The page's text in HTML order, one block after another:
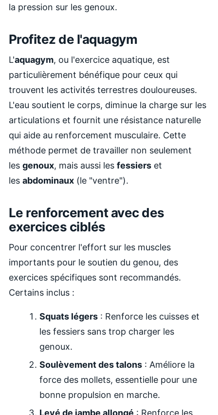
la pression sur les genoux.
Profitez de l'aquagym
L'aquagym, ou l'exercice aquatique, est
particulièrement bénéfique pour ceux qui
trouvent les activités terrestres douloureuses.
L'eau soutient le corps, diminue la charge sur les
articulations et fournit une résistance naturelle
qui aide au renforcement musculaire. Cette
méthode permet de travailler non seulement
les genoux, mais aussi les fessiers et
les abdominaux (le "ventre").
Le renforcement avec des
exercices ciblés
Pour concentrer l'effort sur les muscles
importants pour le soutien du genou, des
exercices spécifiques sont recommandés.
Certains inclus :
Squats légers : Renforce les cuisses et
les fessiers sans trop charger les
genoux.
Soulèvement des talons : Améliore la
force des mollets, essentielle pour une
bonne propulsion en marche.
Levé de jambe allongé : Renforce les